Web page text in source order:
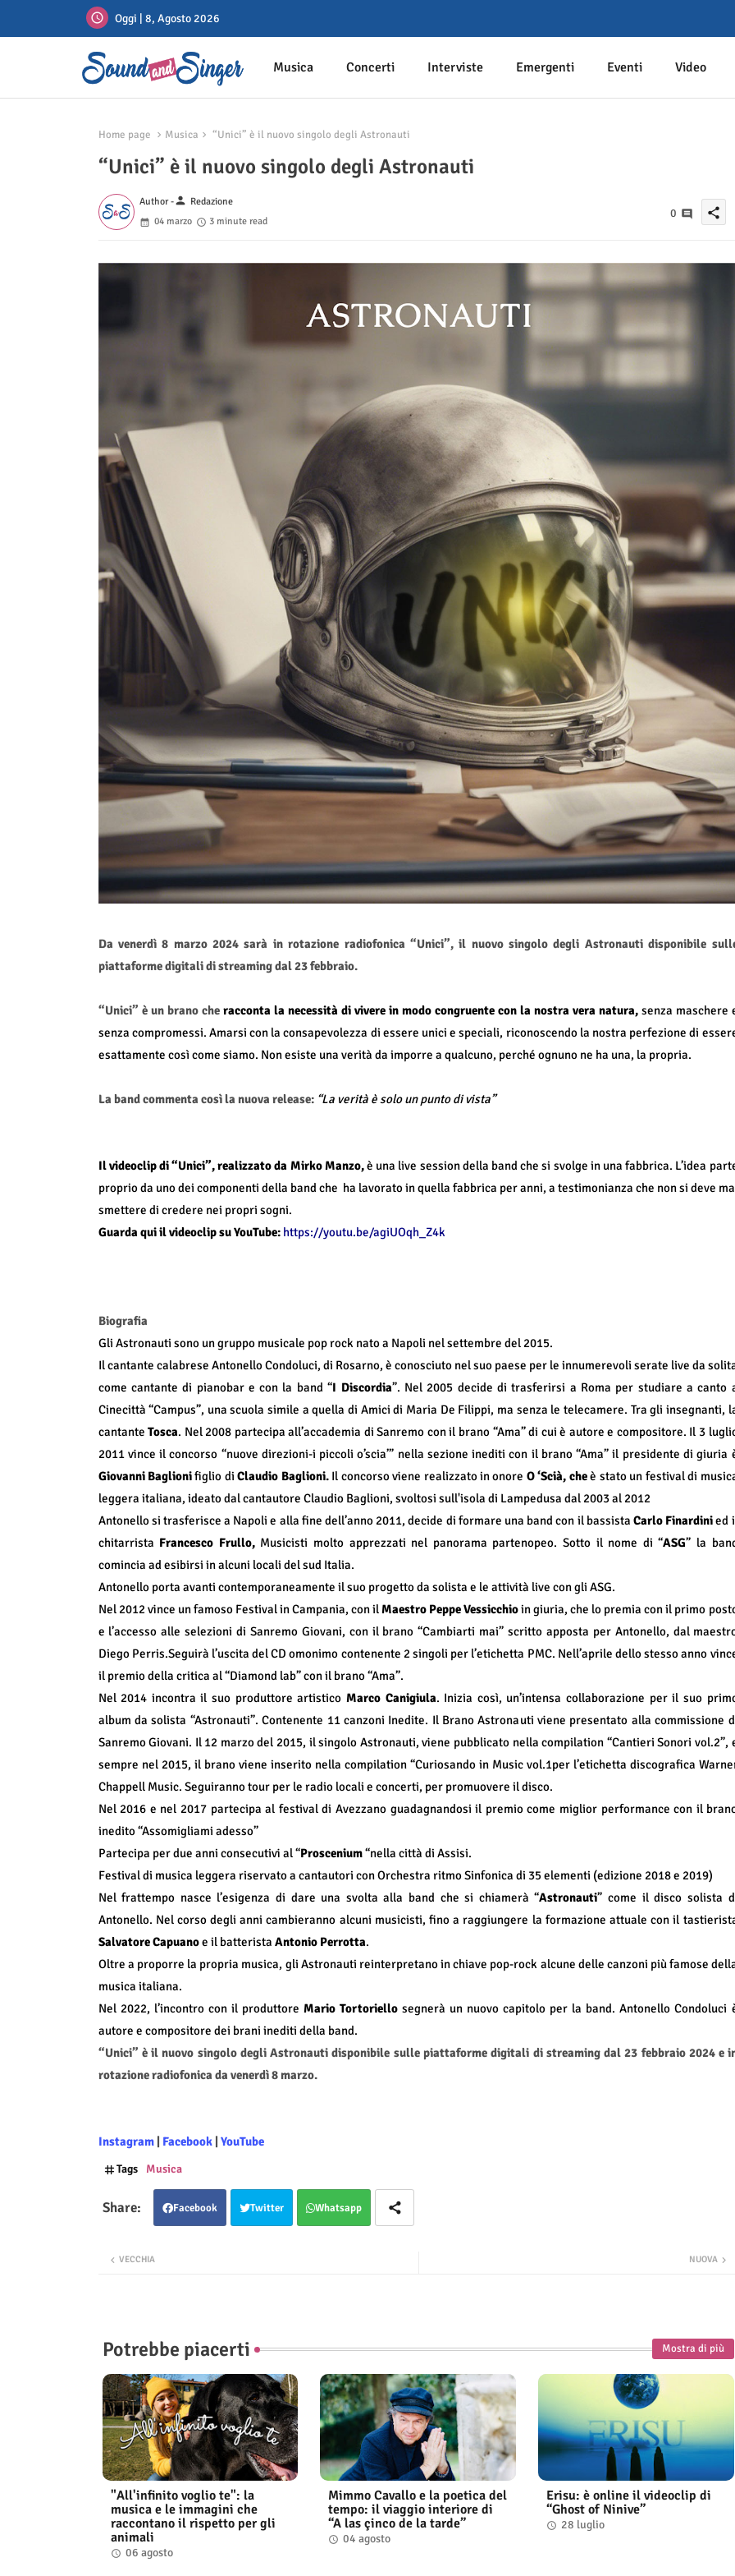
Oggi | 8, Agosto 2026
Musica Concerti Interviste Emergenti Eventi Video
Home page Musica “Unici” è il nuovo singolo degli Astronauti
“Unici” è il nuovo singolo degli Astronauti
Author -person Redazione
04 marzo
3 minute read
0 share
Da venerdì 8 marzo 2024 sarà in rotazione radiofonica “Unici”, il nuovo singolo degli Astronauti disponibile
piattaforme digitali di streaming dal 23 febbraio.
“Unici” è un brano che racconta la necessità di vivere in modo congruente con la nostra vera natura, senza maschere
senza compromessi. Amarsi con la consapevolezza di essere unici e speciali, riconoscendo la nostra perfezione di
esattamente così come siamo. Non esiste una verità da imporre a qualcuno, perché ognuno ne ha una, la propria.
La band commenta così la nuova release: “La verità è solo un punto di vista”
Il videoclip di “Unici”, realizzato da Mirko Manzo,è una live session della band che si svolge in una fabbrica. L’idea
proprio da uno dei componenti della band che ha lavorato in quella fabbrica per anni, a testimonianza che non si deve
smettere di credere nei propri sogni.
Guarda qui il videoclip su YouTube: https://youtu.be/agiUOqh_Z4k
Biografia
Gli Astronauti sono un gruppo musicale pop rock nato a Napoli nel settembre del 2015.
Il cantante calabrese Antonello Condoluci, di Rosarno, è conosciuto nel suo paese per le innumerevoli serate live da
come cantante di pianobar e con la band “I Discordia”. Nel 2005 decide di trasferirsi a Roma per studiare a canto
Cinecittà “Campus”, una scuola simile a quella di Amici di Maria De Filippi, ma senza le telecamere. Tra gli insegnanti,
cantanteTosca. Nel 2008 partecipa all’accademia di Sanremo con il brano “Ama” di cui è autore e compositore. Il 3
2011 vince il concorso “nuove direzioni-i piccoli o’scia’” nella sezione inediti con il brano “Ama” il presidente di giuria
Giovanni Baglionifiglio diClaudio Baglioni. Il concorso viene realizzato in onore O ‘Scià, cheè stato un festival di
leggera italiana, ideato dal cantautore Claudio Baglioni, svoltosi sull'isola di Lampedusa dal 2003 al 2012
Antonello si trasferisce a Napoli e alla fine dell’anno 2011, decide di formare una band con il bassista Carlo Finardinied
chitarrista Francesco Frullo, Musicisti molto apprezzati nel panorama partenopeo. Sotto il nome di “ASG” la
comincia ad esibirsi in alcuni locali del sud Italia.
Antonello porta avanti contemporaneamente il suo progetto da solista e le attività live con gli ASG.
Nel 2012 vince un famoso Festival in Campania, con ilMaestro Peppe Vessicchioin giuria, che lo premia con il primo
e l’accesso alle selezioni di Sanremo Giovani, con il brano “Cambiarti mai” scritto apposta per Antonello, dal
Diego Perris.Seguirà l’uscita del CD omonimo contenente 2 singoli per l’etichetta PMC. Nell’aprile dello stesso anno
il premio della critica al “Diamond lab” con il brano “Ama”.
Nel 2014 incontra il suo produttore artistico Marco Canigiula. Inizia così, un’intensa collaborazione per il suo
album da solista “Astronauti”. Contenente 11 canzoni Inedite. Il Brano Astronauti viene presentato alla commissione
Sanremo Giovani. Il 12 marzo del 2015, il singolo Astronauti, viene pubblicato nella compilation “Cantieri Sonori vol.2”,
sempre nel 2015, il brano viene inserito nella compilation “Curiosando in Music vol.1per l’etichetta discografica
Chappell Music. Seguiranno tour per le radio locali e concerti, per promuovere il disco.
Nel 2016 e nel 2017 partecipa al festival di Avezzano guadagnandosi il premio come miglior performance con il
inedito “Assomigliami adesso”
Partecipa per due anni consecutivi al “Proscenium“nella città di Assisi.
Festival di musica leggera riservato a cantautori con Orchestra ritmo Sinfonica di 35 elementi (edizione 2018 e 2019)
Nel frattempo nasce l’esigenza di dare una svolta alla band che si chiamerà “Astronauti” come il disco solista
Antonello. Nel corso degli anni cambieranno alcuni musicisti, fino a raggiungere la formazione attuale con il
Salvatore Capuanoe il batterista Antonio Perrotta.
Oltre a proporre la propria musica, gli Astronauti reinterpretano in chiave pop-rock alcune delle canzoni più famose
musica italiana.
Nel 2022, l’incontro con il produttore Mario Tortoriellosegnerà un nuovo capitolo per la band. Antonello Condoluci
autore e compositore dei brani inediti della band.
“Unici” è il nuovo singolo degli Astronauti disponibile sulle piattaforme digitali di streaming dal 23 febbraio 2024 e
rotazione radiofonica da venerdì 8 marzo.
Instagram| Facebook| YouTube
Tags Musica
Facebook Twitter Whatsapp
NUOVA
VECCHIA
Potrebbe piacerti Mostra di più
"All'infinito voglio te": la
musica e le immagini che
raccontano il rispetto per gli
animali
06 agosto
Mimmo Cavallo e la poetica del
tempo: il viaggio interiore di
“A las çinco de la tarde”
04 agosto
Erisu: è online il videoclip di
“Ghost of Ninive”
28 luglio